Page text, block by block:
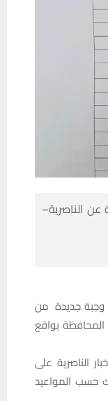
الناصرية–
جديدة من
بواقع
الناصرية على
المواعيد